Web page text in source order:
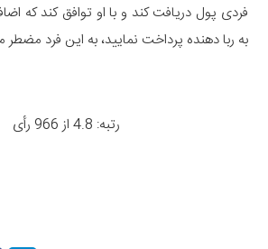
فردی پول دریافت کند و با او توافق کند که
به ربا دهنده پرداخت نمایید، به این فرد مضطر
رتبه: 4.8 از 966 رأی